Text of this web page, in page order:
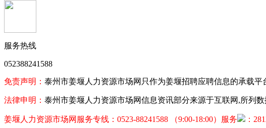
服务热线
052388241588
免责声明： 泰州市姜堰人力资源市场网只作为姜堰招聘应聘信息的承载
法律申明： 泰州市姜堰人力资源市场网信息资讯部分来源于互联网,所列
姜堰人力资源市场网服务专线：0523-88241588 （9:00-18:00）服务 ：